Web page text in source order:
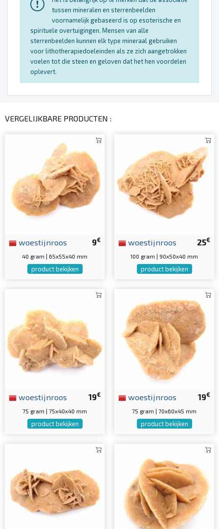
tussen mineralen en sterrenbeelden
voornamelijk gebaseerd is op esoterische en
spirituele overtuigingen. Mensen van alle
sterrenbeelden kunnen elk type mineraal gebruiken
voor lithotherapiedoeleinden als ze zich aangetrokken
voelen tot die steen en geloven dat het hen voordelen
oplevert.
VERGELIJKBARE PRODUCTEN :
9€
woestijnroos
40 gram | 65x55x40 mm
product bekijken
25€
woestijnroos
100 gram | 90x50x40 mm
product bekijken
19€
woestijnroos
75 gram | 75x40x40 mm
product bekijken
19€
woestijnroos
75 gram | 70x60x45 mm
product bekijken